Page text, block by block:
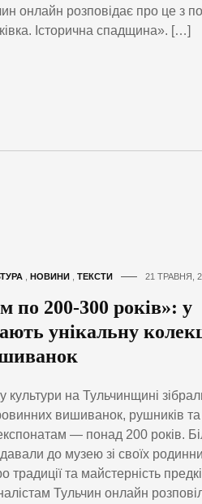
онлайн розповідає про це з
Історична спадщина». […]
, НОВИНИ , ТЕКСТИ 21 ТРАВНЯ,
по 200-300 років»: у
унікальну
культури на Тульчинщині
вишиванок, рушників
— понад 200 років.
до музею зі своїх
традиції та майстерність
Тульчин онлайн